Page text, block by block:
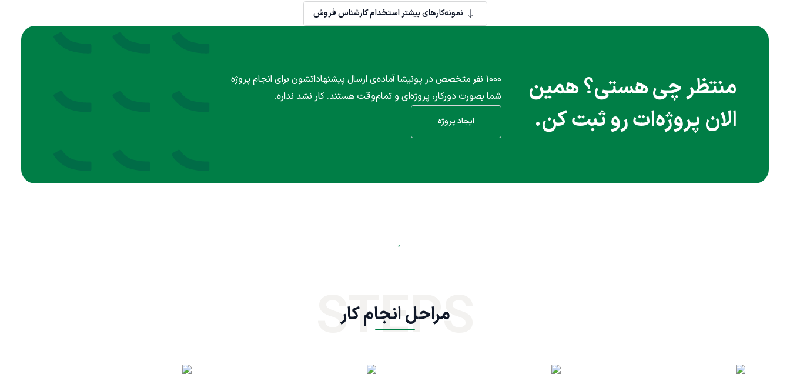
نمونه‌کارهای بیشتر استخدام کارشناس فروش
منتظر چی هستی؟ همین
الان پروژه‌ات رو ثبت کن.
۱۰۰۰ نفر متخصص در پونیشا آماده‌ی ارسال پیشنهاداتشون برای انجام پروژه
شما بصورت دورکار، پروژه‌ای و تمام‌وقت هستند. کار نشد نداره.
ایجاد پروژه
مراحل انجام کار
STEPS